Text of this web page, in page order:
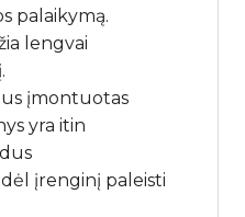
palaikymą.
lengvai
įmontuotas
yra itin
įrenginį paleisti